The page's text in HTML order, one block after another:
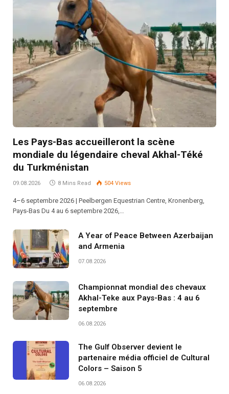
Les Pays-Bas accueilleront la scène
mondiale du légendaire cheval Akhal-Téké
du Turkménistan
09.08.2026 8 Mins Read 504 Views
4–6 septembre 2026 | Peelbergen Equestrian Centre, Kronenberg,
Pays-Bas Du 4 au 6 septembre 2026,…
A Year of Peace Between Azerbaijan
and Armenia
07.08.2026
Championnat mondial des chevaux
Akhal-Teke aux Pays-Bas : 4 au 6
septembre
06.08.2026
The Gulf Observer devient le
partenaire média officiel de Cultural
Colors – Saison 5
06.08.2026